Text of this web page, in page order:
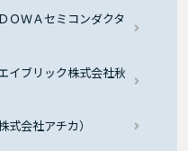
ＯＷＡセミコンダクタ
イブリック株式会社秋
会社アチカ）